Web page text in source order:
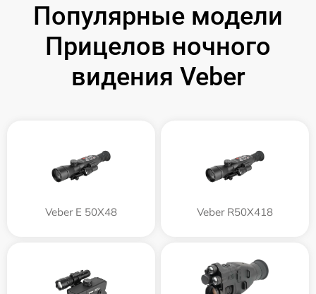
Популярные модели
Прицелов ночного
видения Veber
Veber E 50X48 Veber R50X418